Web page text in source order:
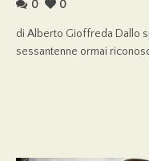
0
0
di Alberto Gioffreda Dallo
sessantenne ormai